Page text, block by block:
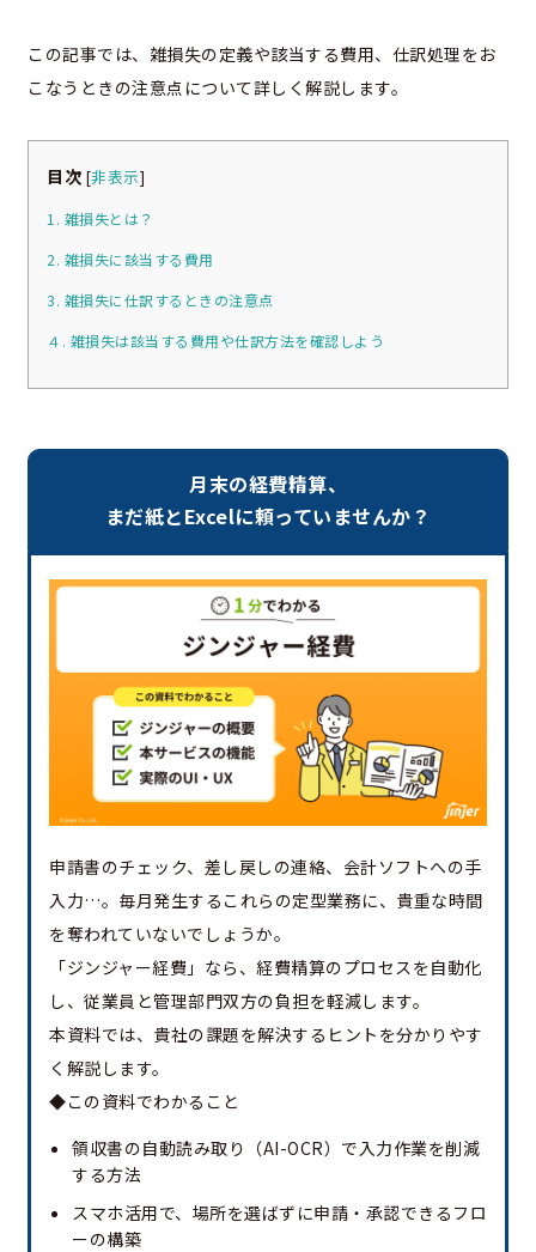
この記事では、雑損失の定義や該当する費用、仕訳処理をお
こなうときの注意点について詳しく解説します。
目次 [非表示]
1. 雑損失とは？
2. 雑損失に該当する費用
3. 雑損失に仕訳するときの注意点
４. 雑損失は該当する費用や仕訳方法を確認しよう
月末の経費精算、
まだ紙とExcelに頼っていませんか？
申請書のチェック、差し戻しの連絡、会計ソフトへの手
入力…。毎月発生するこれらの定型業務に、貴重な時間
を奪われていないでしょうか。
「ジンジャー経費」なら、経費精算のプロセスを自動化
し、従業員と管理部門双方の負担を軽減します。
本資料では、貴社の課題を解決するヒントを分かりやす
く解説します。
◆この資料でわかること
領収書の自動読み取り（AI-OCR）で入力作業を削減
する方法
スマホ活用で、場所を選ばずに申請・承認できるフロ
ーの構築